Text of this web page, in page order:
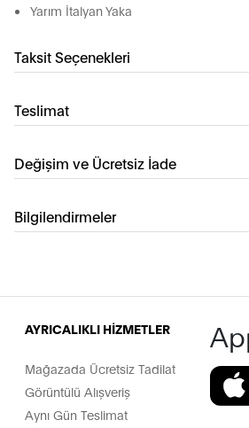
Yarım İtalyan Yaka
Taksit Seçenekleri
Teslimat
Değişim ve Ücretsiz İade
Bilgilendirmeler
AYRICALIKLI HİZMETLER
Mağazada Ücretsiz Tadilat
Görüntülü Alışveriş
Aynı Gün Teslimat